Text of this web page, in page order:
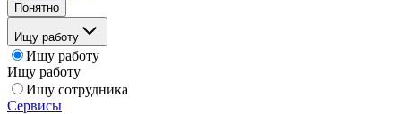
Понятно
Ищу работу
Ищу работу
Ищу работу
Ищу сотрудника
Сервисы